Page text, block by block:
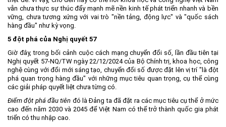
vẫn chưa thực sự thúc đẩy mạnh mẽ nền kinh tế phát triển nhanh và bền
vững, chưa tương xứng với vai trò "nền tảng, động lực" và "quốc sách
hàng đầu" như kỳ vọng.
5 đột phá của Nghị quyết 57
Giờ đây, trong bối cảnh cuộc cách mạng chuyển đổi số, lần đầu tiên tại
Nghị quyết 57-NQ/TW ngày 22/12/2024 của Bộ Chính trị, khoa học, công
nghệ cùng với đổi mới sáng tạo, chuyển đổi số được đặt lên vị trí "là đột
phá quan trọng hàng đầu" với những mục tiêu quan trọng, cụ thể cùng
các giải pháp quyết liệt chưa từng có.
Điểm đột phá đầu tiên đó là Đảng ta đã đặt ra các mục tiêu cụ thể ở mức
cao đến năm 2030 và 2045 để Việt Nam có thể trở thành quốc gia phát
triển có thu nhập cao.